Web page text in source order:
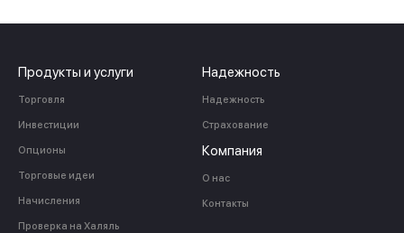
Продукты и услуги
Торговля
Инвестиции
Опционы
Торговые идеи
Начисления
Проверка на Халяль
Надежность
Надежность
Страхование
Компания
О нас
Контакты